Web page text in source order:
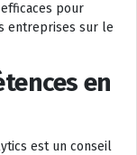
pour
entreprises sur le
en
est un conseil